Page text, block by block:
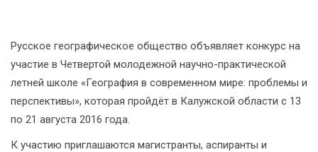
Русское географическое общество объявляет конкурс на
участие в Четвертой молодежной научно-практической
летней школе «География в современном мире: проблемы и
перспективы», которая пройдёт в Калужской области с 13
по 21 августа 2016 года.
К участию приглашаются магистранты, аспиранты и